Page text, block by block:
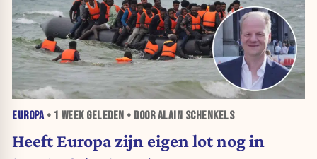
EUROPA• 1 WEEKGELEDEN • DOOR ALAIN SCHENKELS
Heeft Europa zijn eigen lot nog in